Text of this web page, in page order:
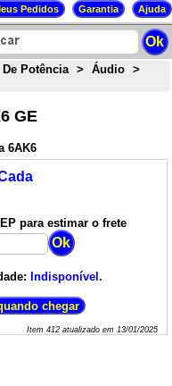
De Potência > Áudio
>
GE
6AK6
para estimar o frete
Indisponível.
Item 412atualizado em 13/01/2025